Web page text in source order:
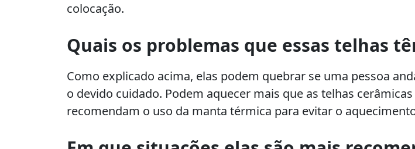
colocação.
Quais os problemas que essas telhas
Como explicado acima, elas podem quebrar se uma pessoa
o devido cuidado. Podem aquecer mais que as telhas
recomendam o uso da manta térmica para evitar o